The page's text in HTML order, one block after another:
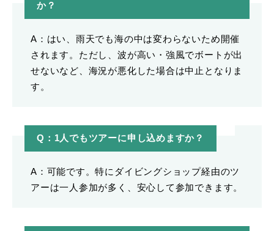
か？
A：はい、雨天でも海の中は変わらないため開催
されます。ただし、波が高い・強風でボートが出
せないなど、海況が悪化した場合は中止となりま
す。
Q：1人でもツアーに申し込めますか？
A：可能です。特にダイビングショップ経由のツ
アーは一人参加が多く、安心して参加できます。